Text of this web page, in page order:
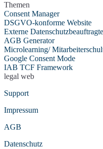
Themen
Consent Manager
DSGVO-konforme Website
Externe
AGB Generator
Microlearning/
Google Consent Mode
IAB TCF Framework
legal web
Support
Impressum
AGB
Datenschutz